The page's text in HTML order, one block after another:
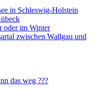
in Schleswig-Holstein
oder im Winter
zwischen Wallgau und
das weg ???